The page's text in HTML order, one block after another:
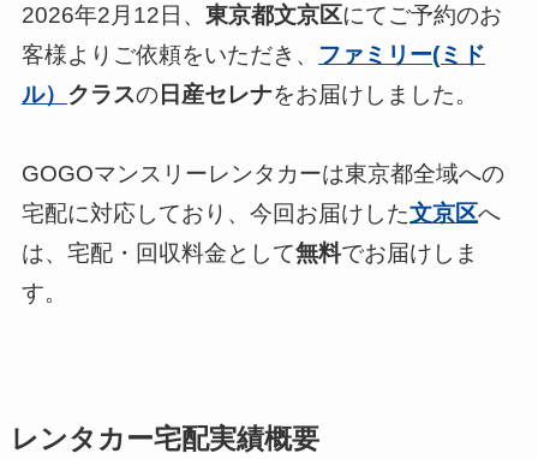
2026年2月12日、 東京都文京区にてご予約のお
客様よりご依頼をいただき、 ファミリー(ミド
ル） クラスの日産セレナをお届けしました。
GOGOマンスリーレンタカーは東京都全域への
宅配に対応しており、今回お届けした文京区へ
は、宅配・回収料金として無料でお届けしま
す。
レンタカー宅配実績概要